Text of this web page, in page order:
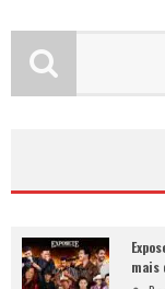
mais